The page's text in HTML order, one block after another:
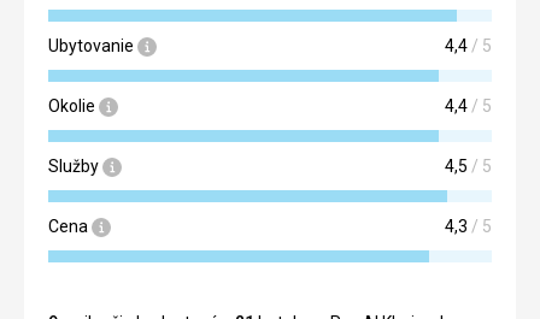
Ubytovanie 4,4/ 5
Okolie 4,4/ 5
Služby 4,5 / 5
Cena 4,3 / 5